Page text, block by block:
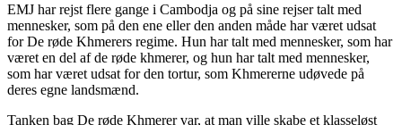
EMJ har rejst flere gange i Cambodja og på sine rejser talt med
mennesker, som på den ene eller den anden måde har været udsat
for De røde Khmerers regime. Hun har talt med mennesker, som har
været en del af de røde khmerer, og hun har talt med mennesker,
som har været udsat for den tortur, som Khmererne udøvede på
deres egne landsmænd.
Tanken bag De røde Khmerer var, at man ville skabe et klasseløst